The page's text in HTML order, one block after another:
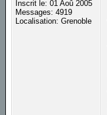
Inscrit le: 01 Aoû 2005
Messages: 4919
Localisation: Grenoble